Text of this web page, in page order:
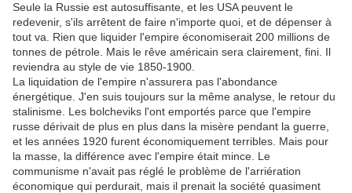
Seule la Russie est autosuffisante, et les USA peuvent le
redevenir, s'ils arrêtent de faire n'importe quoi, et de dépenser à
tout va. Rien que liquider l'empire économiserait 200 millions de
tonnes de pétrole. Mais le rêve américain sera clairement, fini. Il
reviendra au style de vie 1850-1900.
La liquidation de l'empire n'assurera pas l'abondance
énergétique. J'en suis toujours sur la même analyse, le retour du
stalinisme. Les bolcheviks l'ont emportés parce que l'empire
russe dérivait de plus en plus dans la misère pendant la guerre,
et les années 1920 furent économiquement terribles. Mais pour
la masse, la différence avec l'empire était mince. Le
communisme n'avait pas réglé le problème de l'arriération
économique qui perdurait, mais il prenait la société quasiment